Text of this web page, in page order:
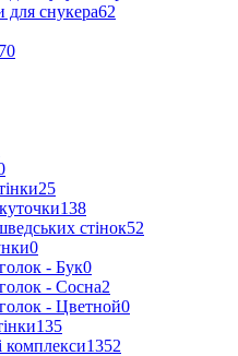
для снукера62
25
138
стінок52
0
- Бук0
- Сосна2
- Цветной0
135
комплекси1352